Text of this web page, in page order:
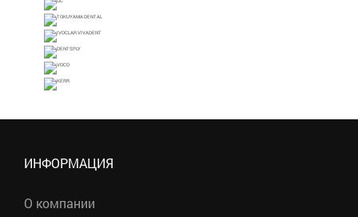
ИНФОРМАЦИЯ
О компании